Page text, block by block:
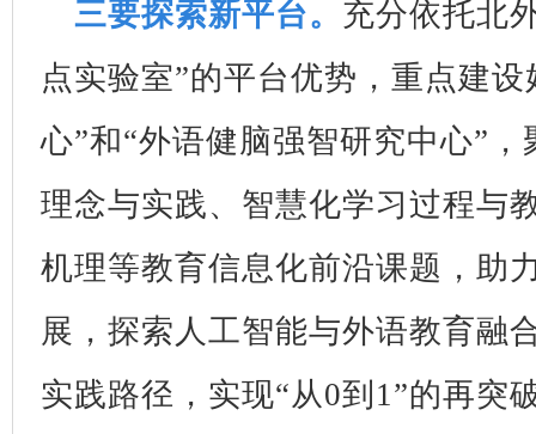
三要探索新平台。 充分依托北
点实验室”的平台优势，重点建
心”和“外语健脑强智研究中心”
理念与实践、智慧化学习过程与
机理等教育信息化前沿课题，助
展，探索人工智能与外语教育融
实践路径，实现“从0到1”的再突